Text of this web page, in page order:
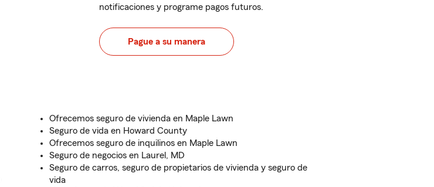
notificaciones y programe pagos futuros.
Pague a su manera
Ofrecemos seguro de vivienda en Maple Lawn
Seguro de vida en Howard County
Ofrecemos seguro de inquilinos en Maple Lawn
Seguro de negocios en Laurel, MD
Seguro de carros, seguro de propietarios de vivienda y seguro de
vida